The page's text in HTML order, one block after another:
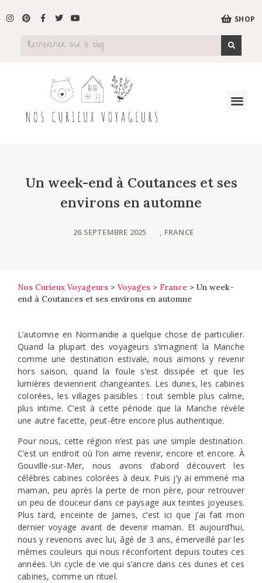
SHOP
Un week-end à Coutances et ses
environs en automne
26 SEPTEMBRE 2025 , FRANCE
Nos Curieux Voyageurs > Voyages > France > Un week-
end à Coutances et ses environs en automne
L’automne en Normandie a quelque chose de particulier.
Quand la plupart des voyageurs s’imaginent la Manche
comme une destination estivale, nous aimons y revenir
hors saison, quand la foule s’est dissipée et que les
lumières deviennent changeantes. Les dunes, les cabines
colorées, les villages paisibles : tout semble plus calme,
plus intime. C’est à cette période que la Manche révèle
une autre facette, peut-être encore plus authentique.
Pour nous, cette région n’est pas une simple destination.
C’est un endroit où l’on aime revenir, encore et encore. À
Gouville-sur-Mer, nous avons d’abord découvert les
célèbres cabines colorées à deux. Puis j’y ai emmené ma
maman, peu après la perte de mon père, pour retrouver
un peu de douceur dans ce paysage aux teintes joyeuses.
Plus tard, enceinte de James, c’est ici que j’ai fait mon
dernier voyage avant de devenir maman. Et aujourd’hui,
nous y revenons avec lui, âgé de 3 ans, émerveillé par les
mêmes couleurs qui nous réconfortent depuis toutes ces
années. Un cycle de vie qui s’ancre dans ces dunes et ces
cabines, comme un rituel.